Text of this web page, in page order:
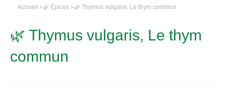
Accueil 🌿 Épices 🌿 Thymus vulgaris, Le thym commun
🌿 Thymus vulgaris, Le thym
commun